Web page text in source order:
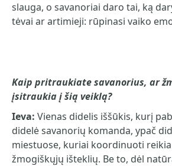
slauga, o savanoriai daro tai, ką
tėvai ar artimieji: rūpinasi vaiko
Kaip pritraukiate savanorius, ar
įsitraukia į šią veiklą?
Ieva: Vienas didelis iššūkis, kurį
didelė savanorių komanda, ypač
miestuose, kuriai koordinuoti
žmogiškųjų išteklių. Be to, dėl